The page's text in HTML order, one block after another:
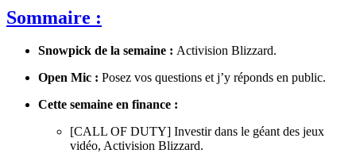
Sommaire :
Snowpick de la semaine : Activision Blizzard.
Open Mic : Posez vos questions et j’y réponds en public.
Cette semaine en finance :
[CALL OF DUTY] Investir dans le géant des jeux
vidéo, Activision Blizzard.